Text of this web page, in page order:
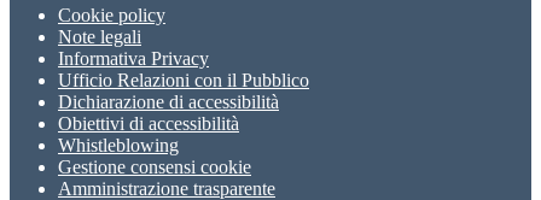
Cookie policy
Note legali
Informativa Privacy
Ufficio Relazioni con il Pubblico
Dichiarazione di accessibilità
Obiettivi di accessibilità
Whistleblowing
Gestione consensi cookie
Amministrazione trasparente